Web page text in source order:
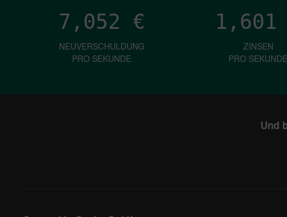
7,052 €
NEUVERSCHULDUNG
PRO SEKUNDE
1,601
ZINSEN
PRO SEKUNDE
Und